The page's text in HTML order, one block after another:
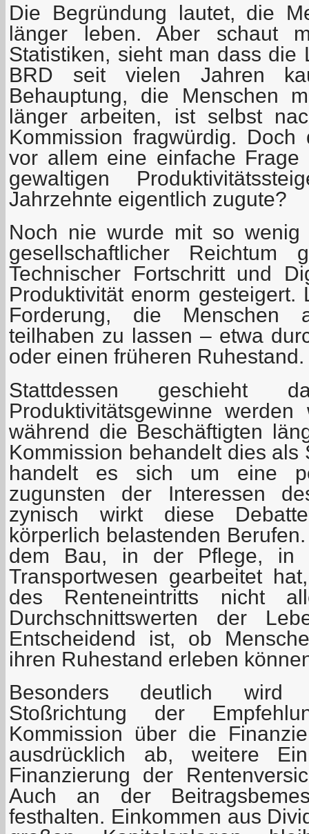
Die Begründung lautet, die
länger leben. Aber schaut
Statistiken, sieht man dass die
BRD seit vielen Jahren
Behauptung, die Menschen
länger arbeiten, ist selbst
Kommission fragwürdig. Doch
vor allem eine einfache
gewaltigen
Jahrzehnte eigentlich zugute?
Noch nie wurde mit so wenig
gesellschaftlicher Reichtum
Technischer Fortschritt und
Produktivität enorm
Forderung, die Menschen
teilhaben zu lassen – etwa
oder einen früheren Ruhestand.
Stattdessen geschieht
Produktivitätsgewinne werden
während die Beschäftigten
Kommission behandelt dies als
handelt es sich um eine
zugunsten der Interessen
zynisch wirkt diese
körperlich belastenden
dem Bau, in der Pflege, in
Transportwesen gearbeitet
des Renteneintritts nicht
Durchschnittswerten der
Entscheidend ist, ob
ihren Ruhestand erleben
Besonders deutlich wird
Stoßrichtung der
Kommission über die
ausdrücklich ab, weitere
Finanzierung der
Auch an der
festhalten. Einkommen aus